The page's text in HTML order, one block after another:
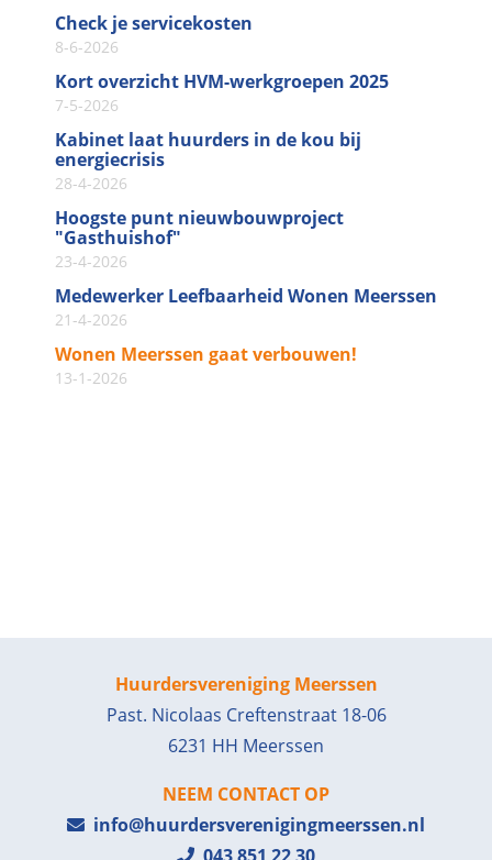
Check je servicekosten
8-6-2026
Kort overzicht HVM-werkgroepen 2025
7-5-2026
Kabinet laat huurders in de kou bij
energiecrisis
28-4-2026
Hoogste punt nieuwbouwproject
"Gasthuishof"
23-4-2026
Medewerker Leefbaarheid Wonen Meerssen
21-4-2026
Wonen Meerssen gaat verbouwen!
13-1-2026
Huurdersvereniging Meerssen
Past. Nicolaas Creftenstraat 18-06
6231 HH Meerssen
NEEM CONTACT OP
info@huurdersverenigingmeerssen.nl